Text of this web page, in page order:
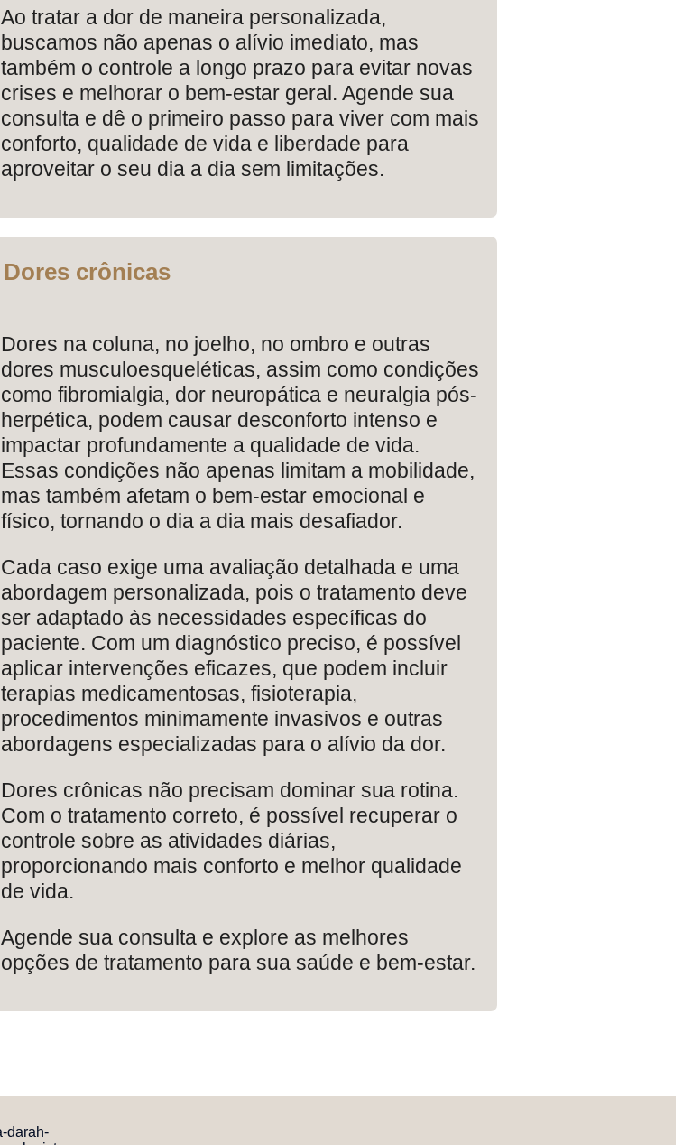
Ao tratar a dor de maneira personalizada,
buscamos não apenas o alívio imediato, mas
também o controle a longo prazo para evitar novas
crises e melhorar o bem-estar geral. Agende sua
consulta e dê o primeiro passo para viver com mais
conforto, qualidade de vida e liberdade para
aproveitar o seu dia a dia sem limitações.
Dores crônicas
Dores na coluna, no joelho, no ombro e outras
dores musculoesqueléticas, assim como condições
como fibromialgia, dor neuropática e neuralgia pós-
herpética, podem causar desconforto intenso e
impactar profundamente a qualidade de vida.
Essas condições não apenas limitam a mobilidade,
mas também afetam o bem-estar emocional e
físico, tornando o dia a dia mais desafiador.
Cada caso exige uma avaliação detalhada e uma
abordagem personalizada, pois o tratamento deve
ser adaptado às necessidades específicas do
paciente. Com um diagnóstico preciso, é possível
aplicar intervenções eficazes, que podem incluir
terapias medicamentosas, fisioterapia,
procedimentos minimamente invasivos e outras
abordagens especializadas para o alívio da dor.
Dores crônicas não precisam dominar sua rotina.
Com o tratamento correto, é possível recuperar o
controle sobre as atividades diárias,
proporcionando mais conforto e melhor qualidade
de vida.
Agende sua consulta e explore as melhores
opções de tratamento para sua saúde e bem-estar.